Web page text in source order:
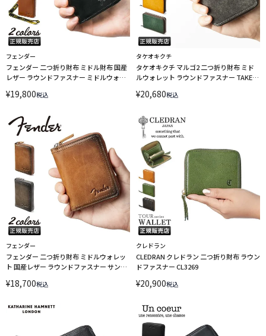
フェンダー
フェンダー 二つ折り財布 ミドル財布 国産
レザー ラウンドファスナー ミドルウォレ
LINECPN
¥19,800税込
タケオキクチ
タケオキクチ マルゴ2 二つ折り財布 ミド
ルウォレット ラウンドファスナー TAKEO
¥20,680税込
フェンダー
フェンダー 二つ折り財布 ミドルウォレッ
ト 国産レザー ラウンドファスナー サンバ
¥18,700税込
クレドラン
CLEDRAN クレドラン 二つ折り財布 ラウン
ドファスナー CL3269
¥20,900税込